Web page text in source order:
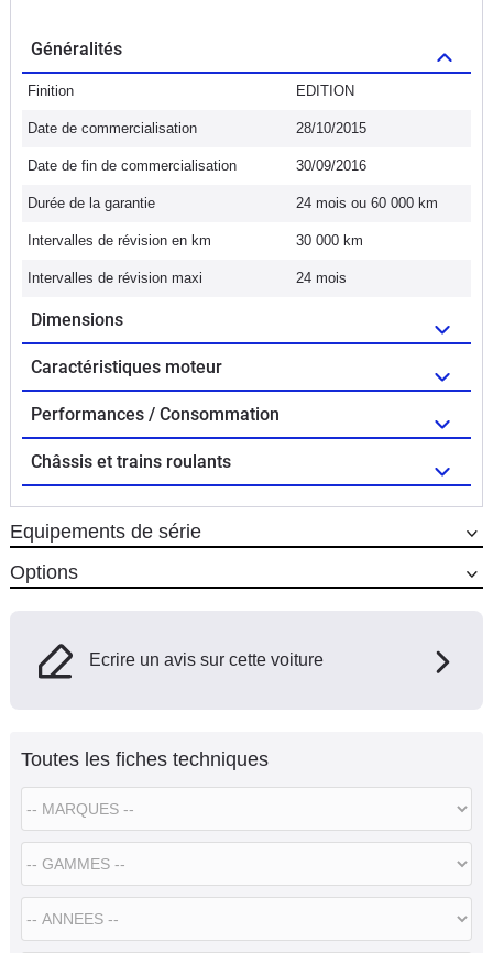
Généralités
Finition EDITION
Date de commercialisation 28/10/2015
Date de fin de commercialisation 30/09/2016
Durée de la garantie 24 mois ou 60 000 km
Intervalles de révision en km 30 000 km
Intervalles de révision maxi 24 mois
Dimensions
Caractéristiques moteur
Performances / Consommation
Châssis et trains roulants
Equipements de série
Options
Ecrire un avis sur cette voiture
Toutes les fiches techniques